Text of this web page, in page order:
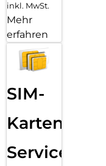
inkl. MwSt.
Mehr
erfahren
SIM-
Karten
Service: